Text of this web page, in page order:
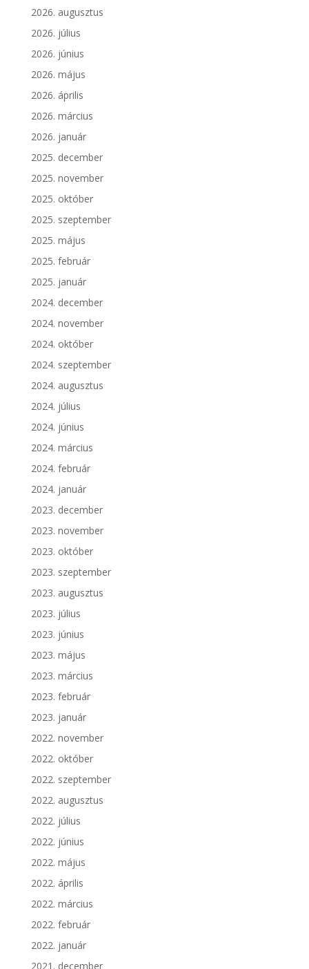
2026. augusztus
2026. július
2026. június
2026. május
2026. április
2026. március
2026. január
2025. december
2025. november
2025. október
2025. szeptember
2025. május
2025. február
2025. január
2024. december
2024. november
2024. október
2024. szeptember
2024. augusztus
2024. július
2024. június
2024. március
2024. február
2024. január
2023. december
2023. november
2023. október
2023. szeptember
2023. augusztus
2023. július
2023. június
2023. május
2023. március
2023. február
2023. január
2022. november
2022. október
2022. szeptember
2022. augusztus
2022. július
2022. június
2022. május
2022. április
2022. március
2022. február
2022. január
2021. december